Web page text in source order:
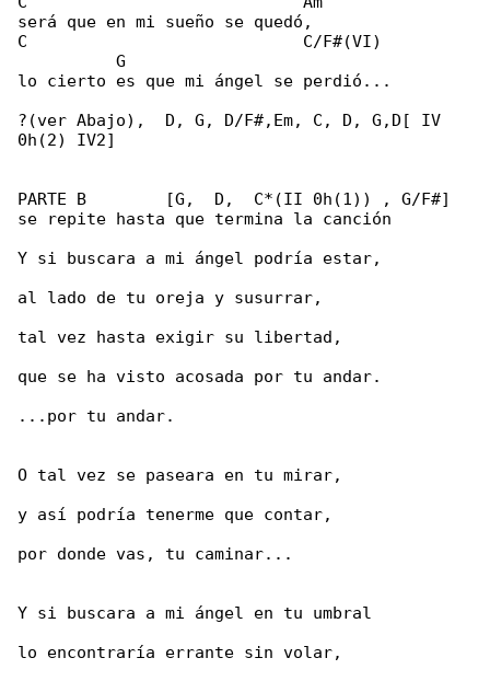
será que en mi sueño se quedó,
C                            C/F#(VI)
          G
lo cierto es que mi ángel se perdió...
?(ver Abajo),  D, G, D/F#,Em, C, D, G,D[ IV
0h(2) IV2]
PARTE B        [G,  D,  C*(II 0h(1)) , G/F#]
se repite hasta que termina la canción
Y si buscara a mi ángel podría estar,
al lado de tu oreja y susurrar,
tal vez hasta exigir su libertad,
que se ha visto acosada por tu andar.
...por tu andar.
O tal vez se paseara en tu mirar,
y así podría tenerme que contar,
por donde vas, tu caminar...
Y si buscara a mi ángel en tu umbral
lo encontraría errante sin volar,